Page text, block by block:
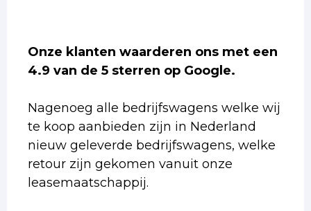
Onze klanten waarderen ons met een
4.9 van de 5 sterren op Google.
Nagenoeg alle bedrijfswagens welke wij
te koop aanbieden zijn in Nederland
nieuw geleverde bedrijfswagens, welke
retour zijn gekomen vanuit onze
leasemaatschappij.